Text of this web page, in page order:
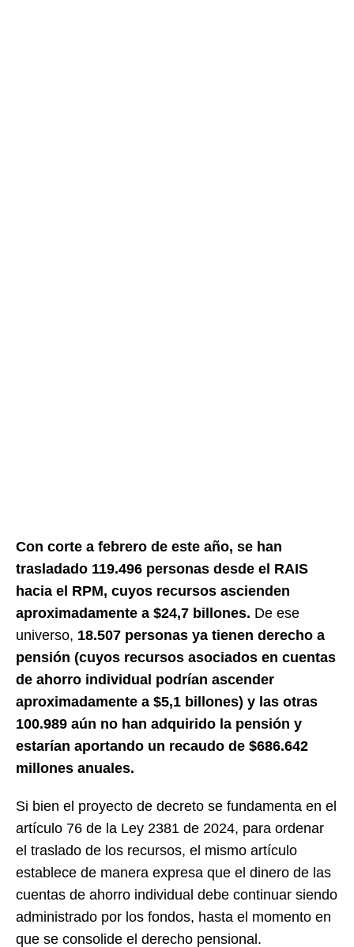
Con corte a febrero de este año, se han
trasladado 119.496 personas desde el RAIS
hacia el RPM, cuyos recursos ascienden
aproximadamente a $24,7 billones. De ese
universo, 18.507 personas ya tienen derecho a
pensión (cuyos recursos asociados en cuentas
de ahorro individual podrían ascender
aproximadamente a $5,1 billones) y las otras
100.989 aún no han adquirido la pensión y
estarían aportando un recaudo de $686.642
millones anuales.
Si bien el proyecto de decreto se fundamenta en el
artículo 76 de la Ley 2381 de 2024, para ordenar
el traslado de los recursos, el mismo artículo
establece de manera expresa que el dinero de las
cuentas de ahorro individual debe continuar siendo
administrado por los fondos, hasta el momento en
que se consolide el derecho pensional.